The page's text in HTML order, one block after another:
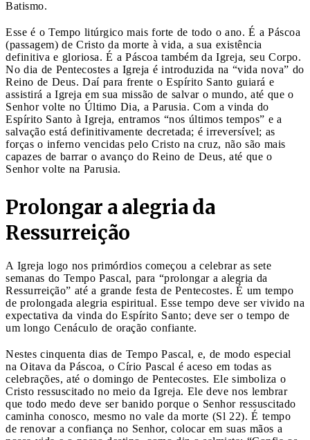
Batismo.
Esse é o Tempo litúrgico mais forte de todo o ano. É a Páscoa
(passagem) de Cristo da morte à vida, a sua existência
definitiva e gloriosa. É a Páscoa também da Igreja, seu Corpo.
No dia de Pentecostes a Igreja é introduzida na “vida nova” do
Reino de Deus. Daí para frente o Espírito Santo guiará e
assistirá a Igreja em sua missão de salvar o mundo, até que o
Senhor volte no Último Dia, a Parusia. Com a vinda do
Espírito Santo à Igreja, entramos “nos últimos tempos” e a
salvação está definitivamente decretada; é irreversível; as
forças o inferno vencidas pelo Cristo na cruz, não são mais
capazes de barrar o avanço do Reino de Deus, até que o
Senhor volte na Parusia.
Prolongar a alegria da
Ressurreição
A Igreja logo nos primórdios começou a celebrar as sete
semanas do Tempo Pascal, para “prolongar a alegria da
Ressurreição” até a grande festa de Pentecostes. É um tempo
de prolongada alegria espiritual. Esse tempo deve ser vivido na
expectativa da vinda do Espírito Santo; deve ser o tempo de
um longo Cenáculo de oração confiante.
Nestes cinquenta dias de Tempo Pascal, e, de modo especial
na Oitava da Páscoa, o Círio Pascal é aceso em todas as
celebrações, até o domingo de Pentecostes. Ele simboliza o
Cristo ressuscitado no meio da Igreja. Ele deve nos lembrar
que todo medo deve ser banido porque o Senhor ressuscitado
caminha conosco, mesmo no vale da morte (Sl 22). É tempo
de renovar a confiança no Senhor, colocar em suas mãos a